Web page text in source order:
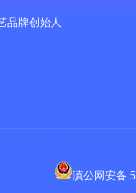
品牌创始人
滇公网安备